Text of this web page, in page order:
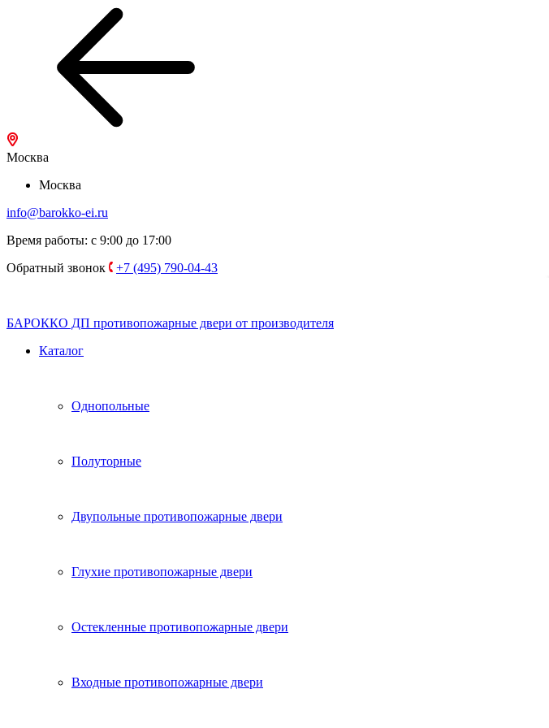
Москва
Москва
info@barokko-ei.ru
Время работы: с 9:00 до 17:00
Обратный звонок
+7 (495) 790-04-43
БАРОККО ДП противопожарные двери от производителя
Каталог
Однопольные
Полуторные
Двупольные противопожарные двери
Глухие противопожарные двери
Остекленные противопожарные двери
Входные противопожарные двери